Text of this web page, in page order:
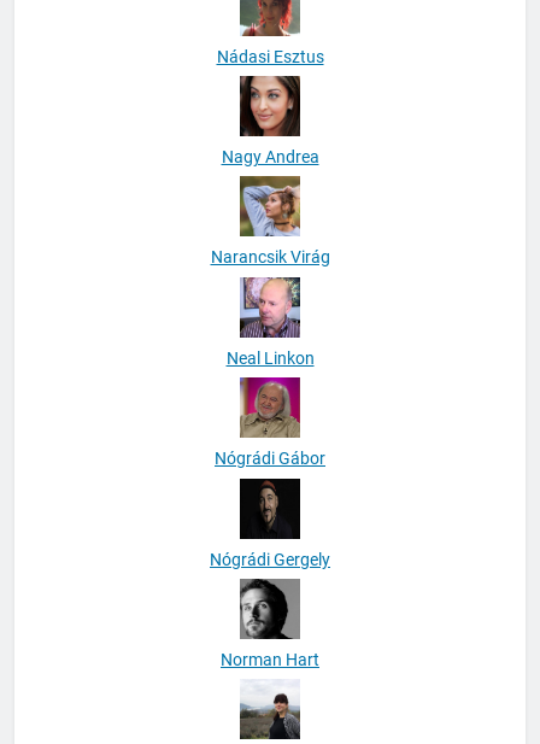
Nádasi Esztus
Nagy Andrea
Narancsik Virág
Neal Linkon
Nógrádi Gábor
Nógrádi Gergely
Norman Hart